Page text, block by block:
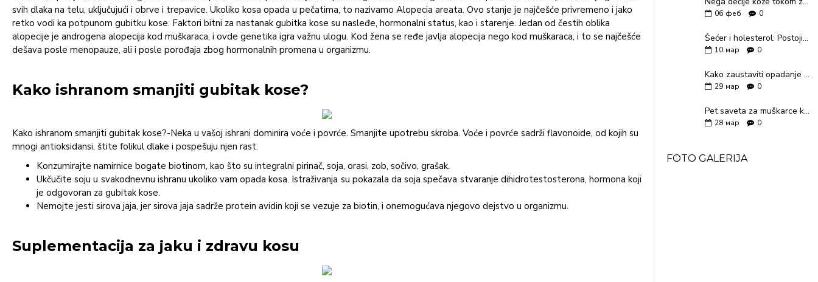
svih dlaka na telu, uključujući i obrve i trepavice. Ukoliko kosa opada u pečatima, to nazivamo Alopecia areata. Ovo stanje je najčešće privremeno i jako
retko vodi ka potpunom gubitku kose. Faktori bitni za nastanak gubitka kose su nasleđe, hormonalni status, kao i starenje. Jedan od čestih oblika
alopecije je androgena alopecija kod muškaraca, i ovde genetika igra važnu ulogu. Kod žena se ređe javlja alopecija nego kod muškaraca, i to se najčešće
dešava posle menopauze, ali i posle porođaja zbog hormonalnih promena u organizmu.
Kako ishranom smanjiti gubitak kose?
Kako ishranom smanjiti gubitak kose?-Neka u vašoj ishrani dominira voće i povrće. Smanjite upotrebu skroba. Voće i povrće sadrži flavonoide, od kojih su
mnogi antioksidansi, štite folikul dlake i pospešuju njen rast.
Konzumirajte namirnice bogate biotinom, kao što su integralni pirinač, soja, orasi, zob, sočivo, grašak.
Ukčučite soju u svakodnevnu ishranu ukoliko vam opada kosa. Istraživanja su pokazala da soja spečava stvaranje dihidrotestosterona, hormona koji
je odgovoran za gubitak kose.
Nemojte jesti sirova jaja, jer sirova jaja sadrže protein avidin koji se vezuje za biotin, i onemogućava njegovo dejstvo u organizmu.
Suplementacija za jaku i zdravu kosu
06 феб 0
Šećer i holesterol: Postoji li veza?
10 мар 0
Kako zaustaviti opadanje kose?
29 мар 0
Pet saveta za muškarce kako do lepše kože lica
28 мар 0
FOTO GALERIJA